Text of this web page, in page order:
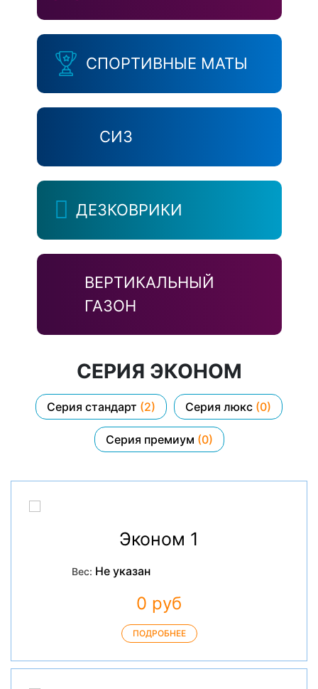
СПОРТИВНЫЕ МАТЫ
СИЗ
ДЕЗКОВРИКИ
ВЕРТИКАЛЬНЫЙ
ГАЗОН
СЕРИЯ ЭКОНОМ
Серия стандарт (2) Серия люкс (0)
Серия премиум (0)
Эконом 1
Вес: Не указан
0 руб
ПОДРОБНЕЕ